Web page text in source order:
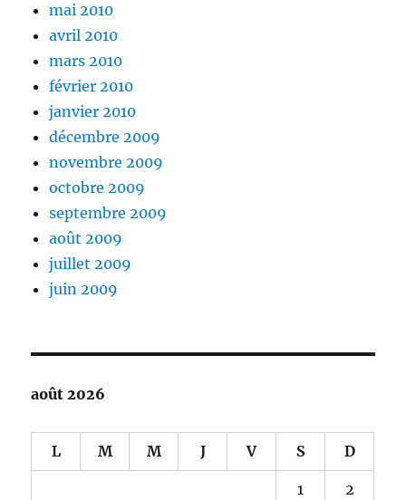
mai 2010
avril 2010
mars 2010
février 2010
janvier 2010
décembre 2009
novembre 2009
octobre 2009
septembre 2009
août 2009
juillet 2009
juin 2009
août 2026
L M M J V S D
1 2